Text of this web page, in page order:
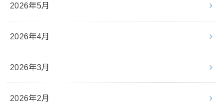
2026年5月
2026年4月
2026年3月
2026年2月